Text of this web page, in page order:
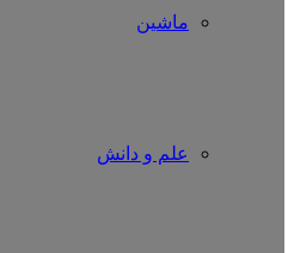
ماشین
علم و دانش